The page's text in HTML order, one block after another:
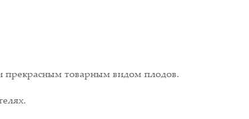
прекрасным товарным видом плодов.